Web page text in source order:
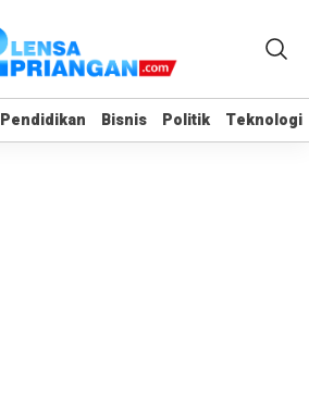
Pendidikan Bisnis Politik Teknologi
Pendidikan Bisnis Politik Teknologi